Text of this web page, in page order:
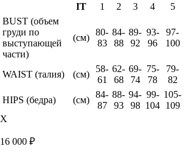
IT
1 2 3 4 5
BUST (объем
груди по
выступающей
части)
(см)
80-
83
84-
88
89-
92
93-
96
97-
100
WAIST (талия) (см)
58-
61
62-
68
69-
74
75-
78
79-
82
HIPS (бедра)
(см)
84-
87
88-
93
94-
98
99-
104
105-
109
X
16 000 ₽